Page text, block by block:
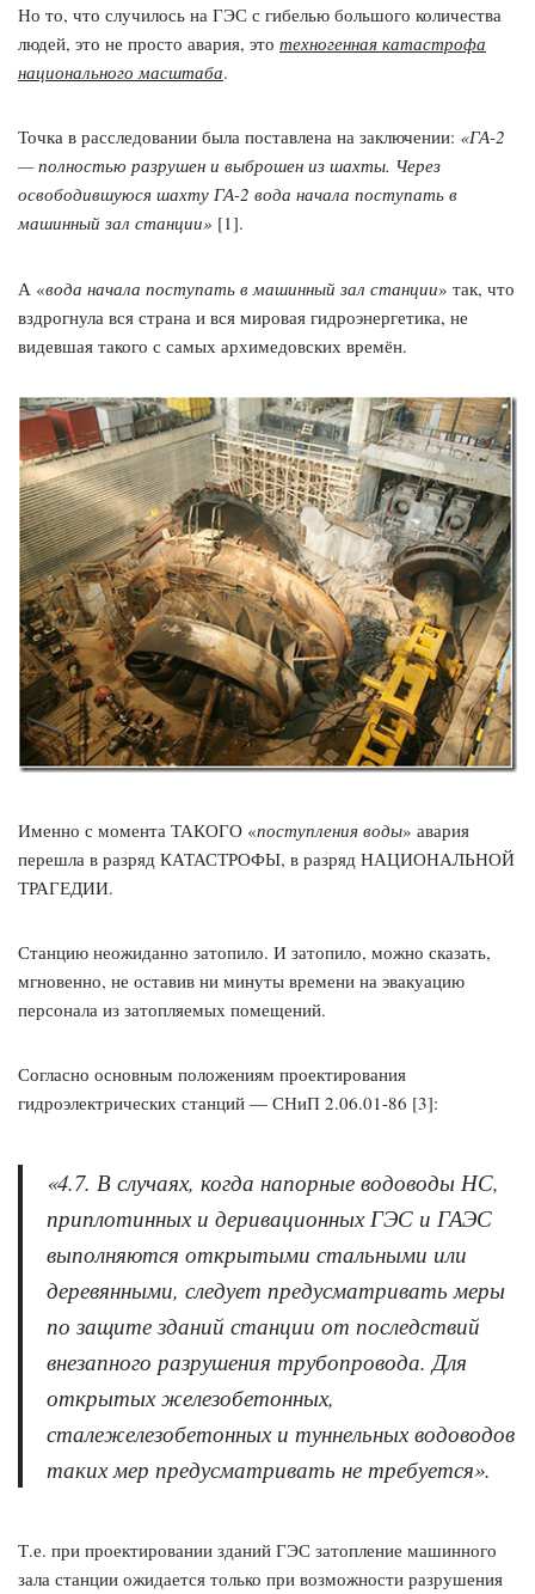
Но то, что случилось на ГЭС с гибелью большого количества
людей, это не просто авария, это техногенная катастрофа
национального масштаба.
Точка в расследовании была поставлена на заключении: «ГА-2
— полностью разрушен и выброшен из шахты. Через
освободившуюся шахту ГА-2 вода начала поступать в
машинный зал станции» [1].
А «вода начала поступать в машинный зал станции» так, что
вздрогнула вся страна и вся мировая гидроэнергетика, не
видевшая такого с самых архимедовских времён.
Именно с момента ТАКОГО «поступления воды» авария
перешла в разряд КАТАСТРОФЫ, в разряд НАЦИОНАЛЬНОЙ
ТРАГЕДИИ.
Станцию неожиданно затопило. И затопило, можно сказать,
мгновенно, не оставив ни минуты времени на эвакуацию
персонала из затопляемых помещений.
Согласно основным положениям проектирования
гидроэлектрических станций — СНиП 2.06.01-86 [3]:
«4.7. В случаях, когда напорные водоводы НС,
приплотинных и деривационных ГЭС и ГАЭС
выполняются открытыми стальными или
деревянными, следует предусматривать меры
по защите зданий станции от последствий
внезапного разрушения трубопровода. Для
открытых железобетонных,
сталежелезобетонных и туннельных водоводов
таких мер предусматривать не требуется».
Т.е. при проектировании зданий ГЭС затопление машинного
зала станции ожидается только при возможности разрушения